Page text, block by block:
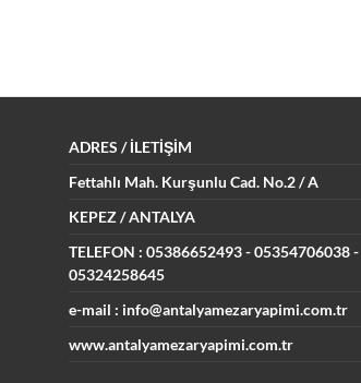
ADRES / İLETİŞİM
Fettahlı Mah. Kurşunlu Cad. No.2 / A
KEPEZ / ANTALYA
TELEFON : 05386652493- 05354706038 -
05324258645
e-mail : info@antalyamezaryapimi.com.tr
www.antalyamezaryapimi.com.tr